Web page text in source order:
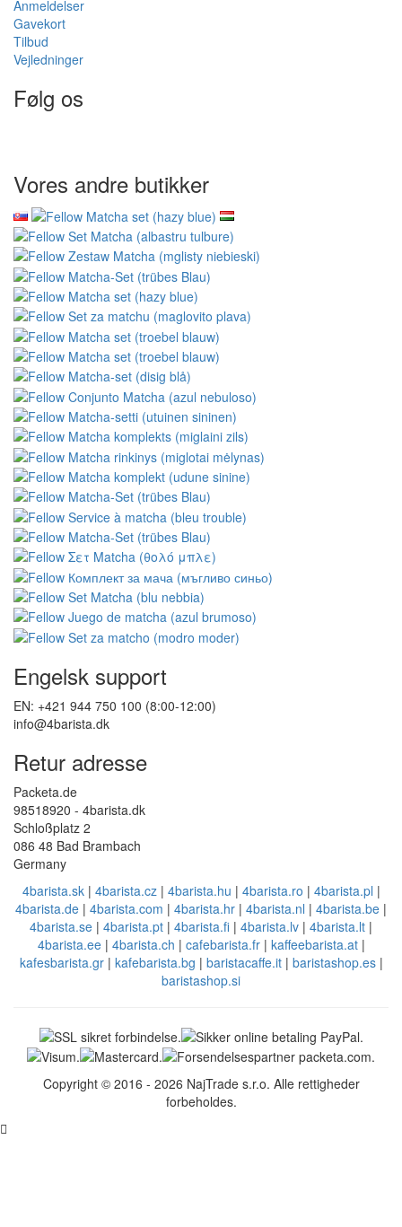
Anmeldelser
Gavekort
Tilbud
Vejledninger
Følg os
Vores andre butikker
Engelsk support
EN: +421 944 750 100 (8:00-12:00)
info@4barista.dk
Retur adresse
Packeta.de
98518920 - 4barista.dk
Schloßplatz 2
086 48 Bad Brambach
Germany
4barista.sk| 4barista.cz| 4barista.hu | 4barista.ro | 4barista.pl |
4barista.de | 4barista.com | 4barista.hr | 4barista.nl | 4barista.be |
4barista.se | 4barista.pt | 4barista.fi | 4barista.lv | 4barista.lt |
4barista.ee| 4barista.ch | cafebarista.fr| kaffeebarista.at|
kafesbarista.gr| kafebarista.bg | baristacaffe.it| baristashop.es|
baristashop.si
Copyright © 2016 - 2026 NajTrade s.r.o. Alle rettigheder
forbeholdes.